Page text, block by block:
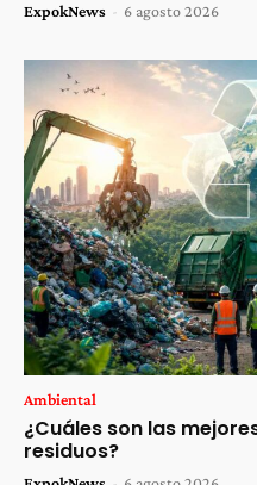
ExpokNews - 6 agosto 2026
Ambiental
¿Cuáles son las
residuos?